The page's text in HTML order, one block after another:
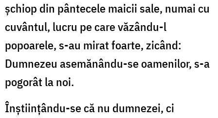
șchiop din pântecele maicii sale, numai cu
cuvântul, lucru pe care văzându-l
popoarele, s-au mirat foarte, zicând:
Dumnezeu asemănându-se oamenilor, s-a
pogorât la noi.
Înștiințându-se că nu dumnezei, ci